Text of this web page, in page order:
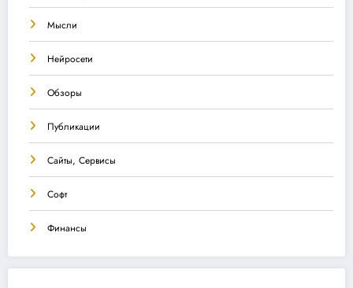
Мысли
Нейросети
Обзоры
Публикации
Сайты, Сервисы
Софт
Финансы